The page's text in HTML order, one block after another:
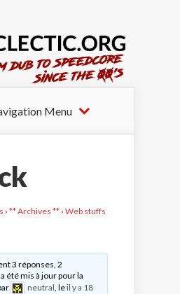
Menu
› ** Archives ** › Web stuffs
3 réponses, 2
été mis à jour pour la
neutral , leil y a 18